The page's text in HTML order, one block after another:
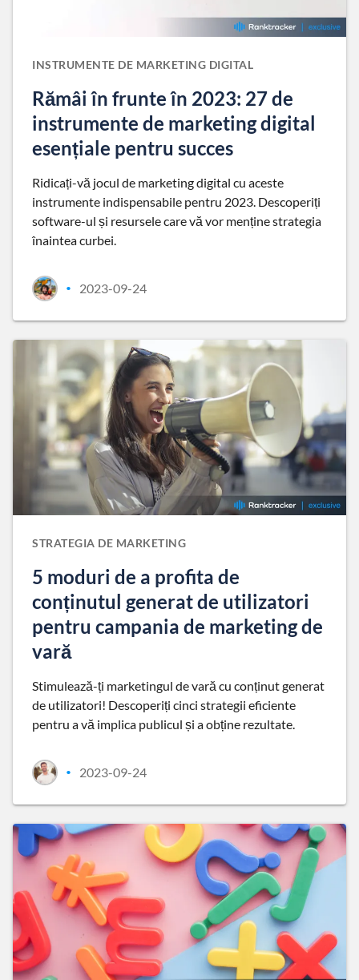
INSTRUMENTE DE MARKETING DIGITAL
Rămâi în frunte în 2023: 27 de
instrumente de marketing digital
esențiale pentru succes
Ridicați-vă jocul de marketing digital cu aceste
instrumente indispensabile pentru 2023. Descoperiți
software-ul și resursele care vă vor menține strategia
înaintea curbei.
• 2023-09-24
STRATEGIA DE MARKETING
5 moduri de a profita de
conținutul generat de utilizatori
pentru campania de marketing de
vară
Stimulează-ți marketingul de vară cu conținut generat
de utilizatori! Descoperiți cinci strategii eficiente
pentru a vă implica publicul și a obține rezultate.
• 2023-09-24